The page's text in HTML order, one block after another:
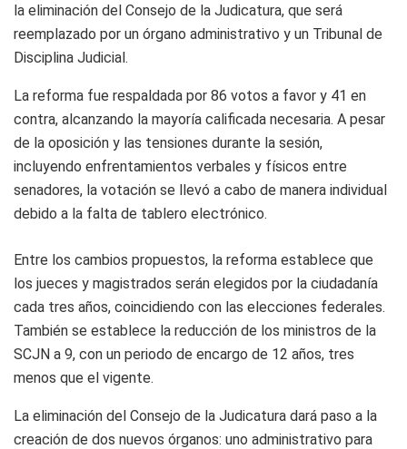
la eliminación del Consejo de la Judicatura, que será
reemplazado por un órgano administrativo y un Tribunal de
Disciplina Judicial.
La reforma fue respaldada por 86 votos a favor y 41 en
contra, alcanzando la mayoría calificada necesaria. A pesar
de la oposición y las tensiones durante la sesión,
incluyendo enfrentamientos verbales y físicos entre
senadores, la votación se llevó a cabo de manera individual
debido a la falta de tablero electrónico.
Entre los cambios propuestos, la reforma establece que
los jueces y magistrados serán elegidos por la ciudadanía
cada tres años, coincidiendo con las elecciones federales.
También se establece la reducción de los ministros de la
SCJN a 9, con un periodo de encargo de 12 años, tres
menos que el vigente.
La eliminación del Consejo de la Judicatura dará paso a la
creación de dos nuevos órganos: uno administrativo para